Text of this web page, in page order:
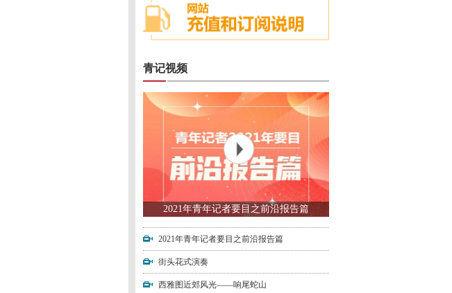
青记视频
2021年青年记者要目之前沿报告篇
2021年青年记者要目之前沿报告篇
街头花式演奏
西雅图近郊风光——响尾蛇山